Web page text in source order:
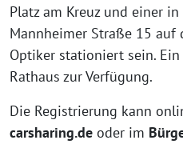
Platz am Kreuz und einer
Mannheimer Straße 15 auf
Optiker stationiert sein.
Rathaus zur Verfügung.
Die Registrierung kann
carsharing.de oder im